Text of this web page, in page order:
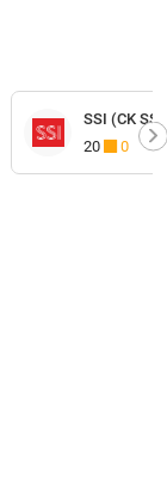
SSI (CK
20
0